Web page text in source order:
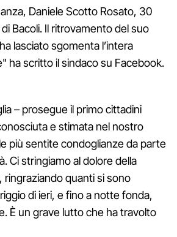
Daniele Scotto Rosato, 30
Bacoli. Il ritrovamento del suo
lasciato sgomenta l’intera
ha scritto il sindaco su Facebook.
– prosegue il primo cittadini
e stimata nel nostro
più sentite condoglianze da parte
Ci stringiamo al dolore della
ringraziando quanti si sono
di ieri, e fino a notte fonda,
È un grave lutto che ha travolto